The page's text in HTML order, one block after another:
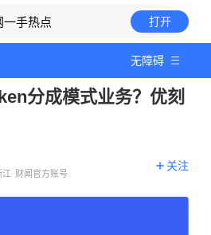
一手热点 打开
无障碍
分成模式业务？优刻
江 财闻官方账号
关注